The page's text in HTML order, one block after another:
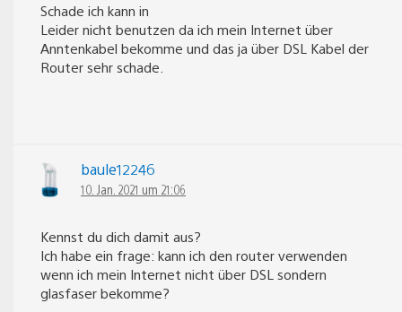
Schade ich kann in
Leider nicht benutzen da ich mein Internet über
Anntenkabel bekomme und das ja über DSL Kabel der
Router sehr schade.
baule12246
10. Jan. 2021 um 21:06
Kennst du dich damit aus?
Ich habe ein frage: kann ich den router verwenden
wenn ich mein Internet nicht über DSL sondern
glasfaser bekomme?